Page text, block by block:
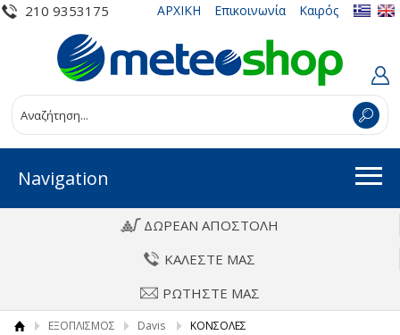
210 9353175 ΑΡΧΙΚΗ Επικοινωνία Καιρός
Navigation
ΔΩΡΕΑΝ ΑΠΟΣΤΟΛΗ
ΚΑΛΕΣΤΕ ΜΑΣ
ΡΩΤΗΣΤΕ ΜΑΣ
ΕΞΟΠΛΙΣΜΟΣ Davis ΚΟΝΣΟΛΕΣ